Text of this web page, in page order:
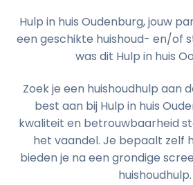
Hulp in huis Oudenburg, jouw
een geschikte huishoud- en/of
was dit Hulp in huis
Zoek je een huishoudhulp aan
best aan bij Hulp in huis
kwaliteit en betrouwbaarheid
het vaandel. Je bepaalt zelf
bieden je na een grondige
huishoudhulp.